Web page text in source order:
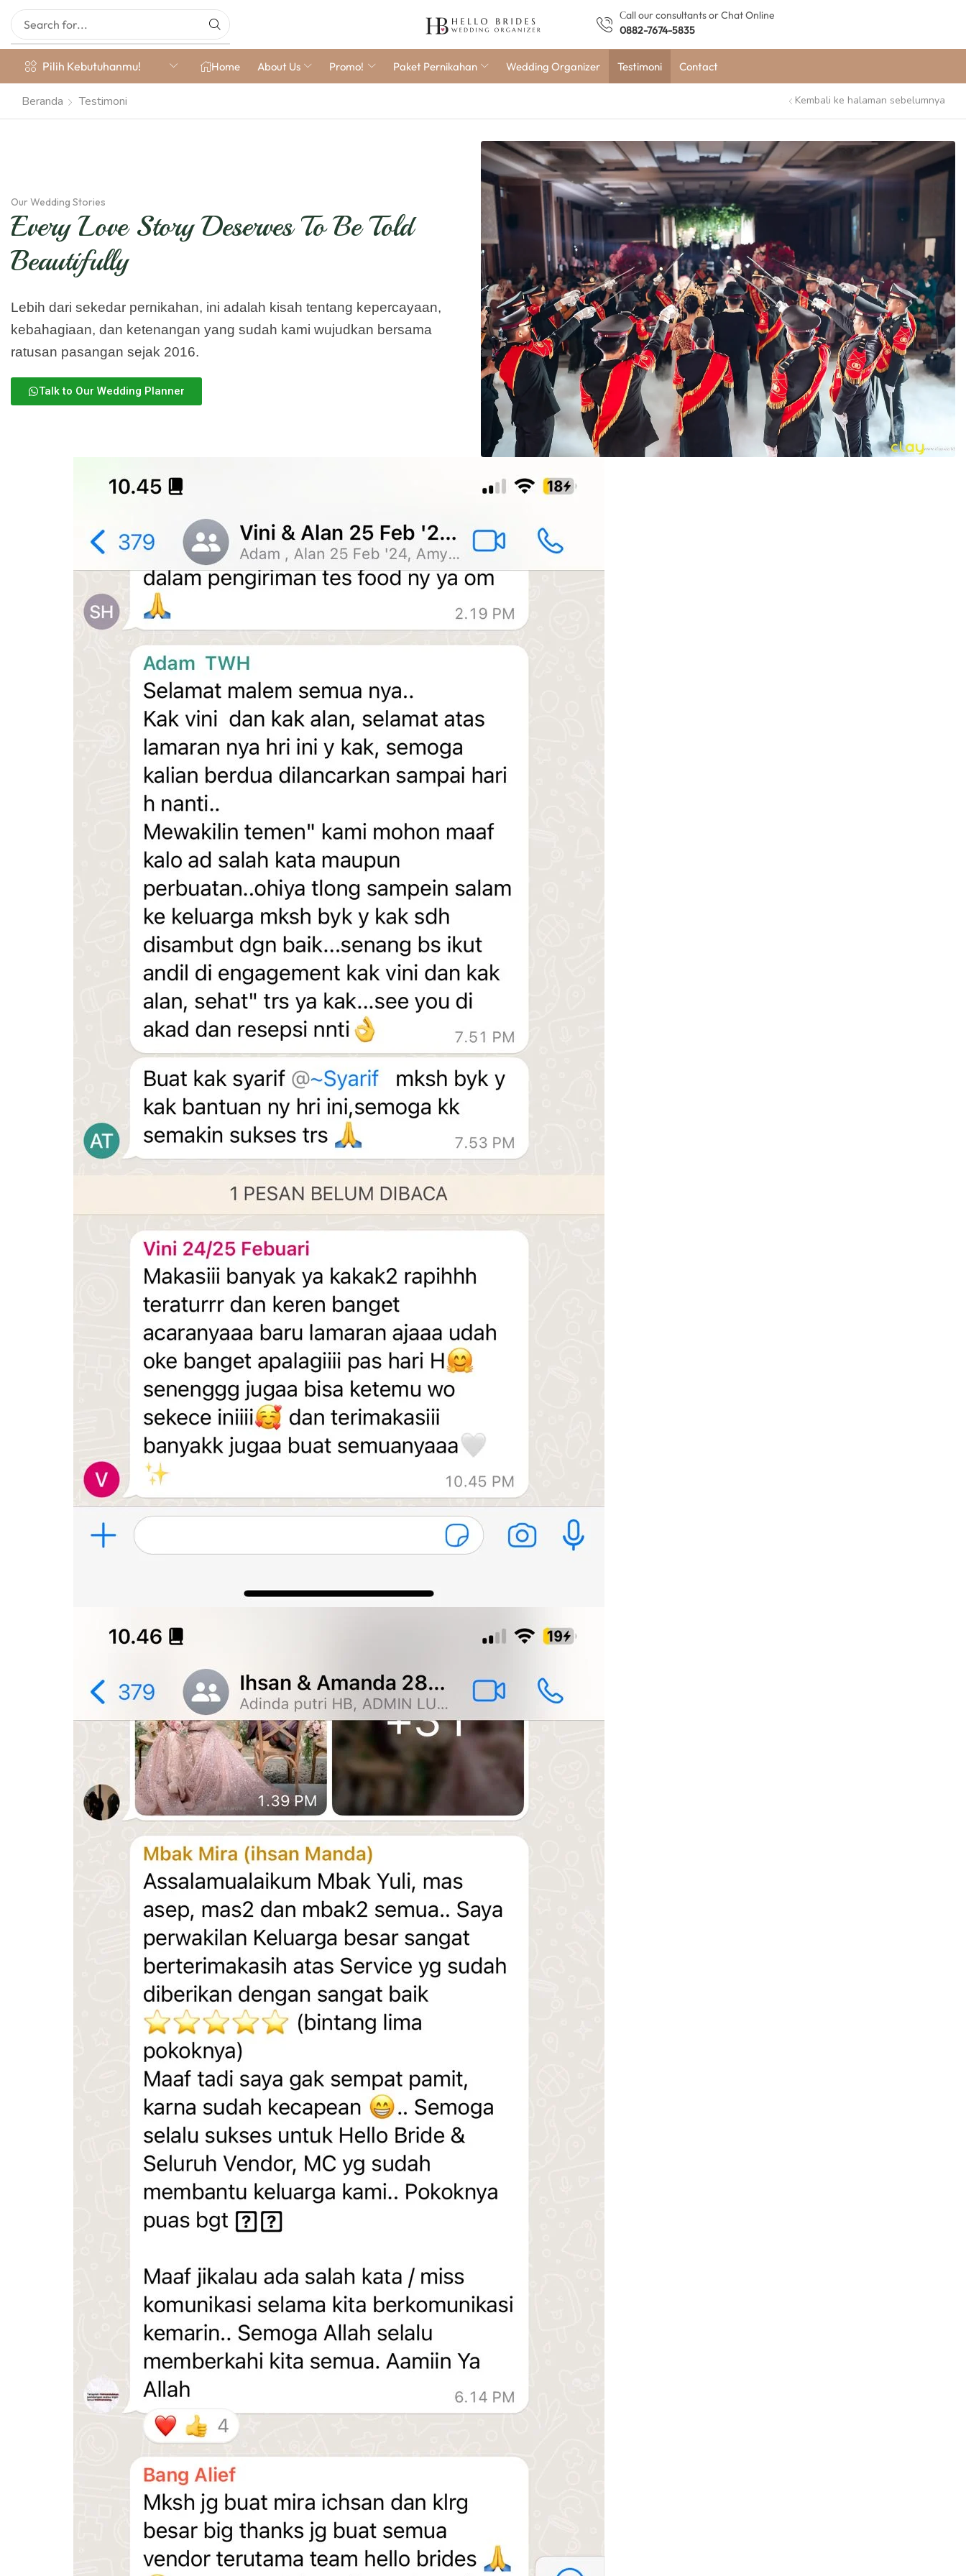
Сall our consultants or Chat Online
0882-7674-5835
Pilih Kebutuhanmu! Home About Us Promo! Paket Pernikahan Wedding Organizer Testimoni Contact
Kembali ke halaman sebelumnya
Beranda Testimoni
Our Wedding Stories
Every Love Story Deserves To Be Told
Beautifully
Lebih dari sekedar pernikahan, ini adalah kisah tentang kepercayaan,
kebahagiaan, dan ketenangan yang sudah kami wujudkan bersama
ratusan pasangan sejak 2016.
Talk to Our Wedding Planner